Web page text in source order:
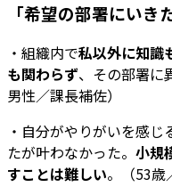
「希望の部署にいき
・組織内で私以外に知識
も関わらず、その部署に
男性／課長補佐）
・自分がやりがいを感
たが叶わなかった。 小規
すことは難しい。（53歳